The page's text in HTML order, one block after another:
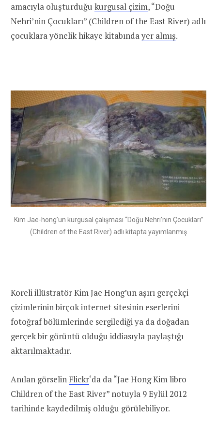
amacıyla oluşturduğu kurgusal çizim, “Doğu
Nehri’nin Çocukları” (Children of the East River) adlı
çocuklara yönelik hikaye kitabındayer almış.
Kim Jae-hong’un kurgusal çalışması “Doğu Nehri’nin Çocukları”
(Children of the East River) adlı kitapta yayımlanmış
Koreli illüstratör Kim Jae Hong’un aşırı gerçekçi
çizimlerinin birçok internet sitesinin eserlerini
fotoğraf bölümlerinde sergilediği ya da doğadan
gerçek bir görüntü olduğu iddiasıyla paylaştığı
aktarılmaktadır.
Anılan görselin Flickr‘da da “Jae Hong Kim libro
Children of the East River” notuyla 9 Eylül 2012
tarihinde kaydedilmiş olduğu görülebiliyor.